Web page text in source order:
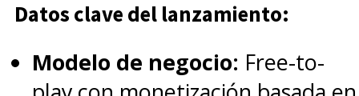
Datos clave del lanzamiento:
Modelo de negocio: Free-to-